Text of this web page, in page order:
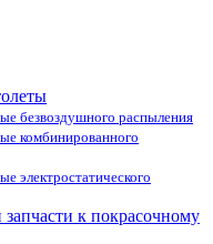
безвоздушного распыления
комбинированного
электростатического